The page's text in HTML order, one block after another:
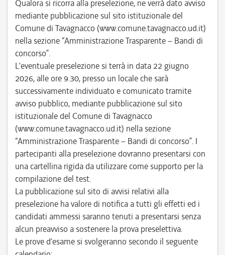
Qualora si ricorra alla preselezione, ne verrà dato avviso
mediante pubblicazione sul sito istituzionale del
Comune di Tavagnacco (www.comune.tavagnacco.ud.it)
nella sezione “Amministrazione Trasparente – Bandi di
concorso”.
L’eventuale preselezione si terrà in data 22 giugno
2026, alle ore 9.30, presso un locale che sarà
successivamente individuato e comunicato tramite
avviso pubblico, mediante pubblicazione sul sito
istituzionale del Comune di Tavagnacco
(www.comune.tavagnacco.ud.it) nella sezione
“Amministrazione Trasparente – Bandi di concorso”. I
partecipanti alla preselezione dovranno presentarsi con
una cartellina rigida da utilizzare come supporto per la
compilazione del test.
La pubblicazione sul sito di avvisi relativi alla
preselezione ha valore di notifica a tutti gli effetti ed i
candidati ammessi saranno tenuti a presentarsi senza
alcun preavviso a sostenere la prova preselettiva.
Le prove d’esame si svolgeranno secondo il seguente